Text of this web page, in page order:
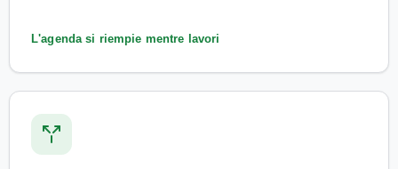
L'agenda si riempie mentre lavori